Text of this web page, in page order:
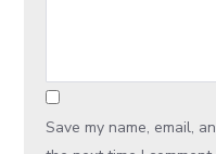
Save my name, email,